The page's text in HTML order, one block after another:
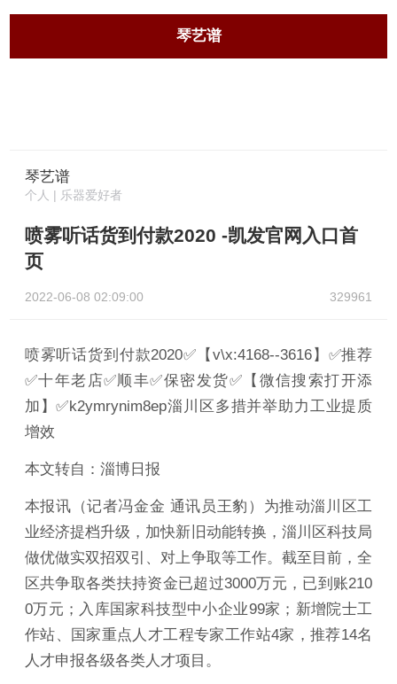
琴艺谱
琴艺谱
个人 | 乐器爱好者
喷雾听话货到付款2020 -凯发官网入口首
页
2022-06-08 02:09:00 329961
喷雾听话货到付款2020✅【v\x:4168--3616】✅推荐
✅十年老店✅顺丰✅保密发货✅【微信搜索打开添
加】✅k2ymrynim8ep淄川区多措并举助力工业提质
增效
本文转自：淄博日报
本报讯（记者冯金金 通讯员王豹）为推动淄川区工
业经济提档升级，加快新旧动能转换，淄川区科技局
做优做实双招双引、对上争取等工作。截至目前，全
区共争取各类扶持资金已超过3000万元，已到账210
0万元；入库国家科技型中小企业99家；新增院士工
作站、国家重点人才工程专家工作站4家，推荐14名
人才申报各级各类人才项目。